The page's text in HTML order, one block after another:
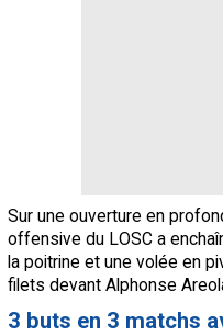
Sur une ouverture en
offensive du LOSC a
la poitrine et une volée en
filets devant Alphonse
3 buts en 3 matchs